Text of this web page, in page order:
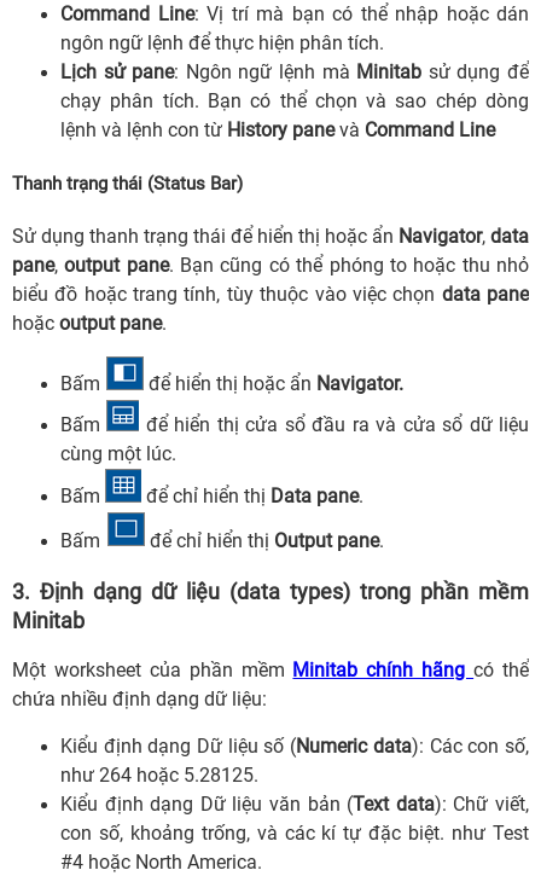
Command Line: Vị trí mà bạn có thể nhập hoặc dán
ngôn ngữ lệnh để thực hiện phân tích.
Lịch sử pane: Ngôn ngữ lệnh mà Minitab sử dụng để
chạy phân tích. Bạn có thể chọn và sao chép dòng
lệnh và lệnh con từ History panevà Command Line
Thanh trạng thái (Status Bar)
Sử dụng thanh trạng thái để hiển thị hoặc ẩn Navigator, data
pane,output pane. Bạn cũng có thể phóng to hoặc thu nhỏ
biểu đồ hoặc trang tính, tùy thuộc vào việc chọn data pane
hoặc output pane.
Bấm để hiển thị hoặc ẩn Navigator.
Bấm
để hiển thị cửa sổ đầu ra và cửa sổ dữ liệu
cùng một lúc.
Bấm
để chỉ hiển thị Data pane.
Bấm
để chỉ hiển thị Output pane.
3. Định dạng dữ liệu (data types) trong phần mềm
Minitab
Một worksheet của phần mềm Minitab chính hãngcó thể
chứa nhiều định dạng dữ liệu:
Kiểu định dạng Dữ liệu số (Numeric data): Các con số,
như 264 hoặc 5.28125.
Kiểu định dạng Dữ liệu văn bản (Text data): Chữ viết,
con số, khoảng trống, và các kí tự đặc biệt. như Test
#4 hoặc North America.